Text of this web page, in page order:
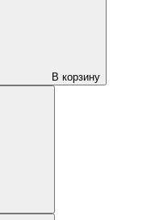
В корзину